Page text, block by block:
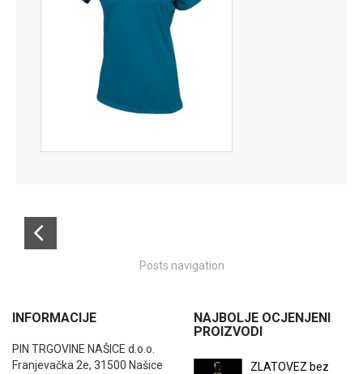
Posts navigation
INFORMACIJE
PIN TRGOVINE NAŠICE d.o.o.
Franjevačka 2e, 31500 Našice
NAJBOLJE OCJENJENI
PROIZVODI
ZLATOVEZ bez